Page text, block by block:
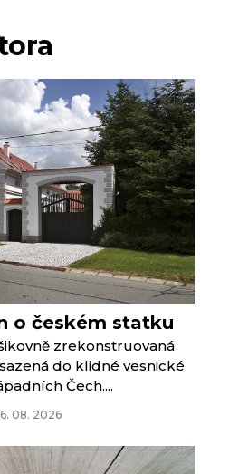
o českém statku
zrekonstruovaná
do klidné vesnické
Čech....
08. 2026